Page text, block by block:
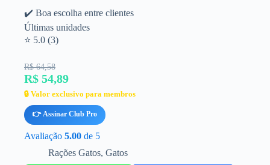
✔️ Boa escolha entre clientes
Últimas unidades
⭐ 5.0 (3)
R$ 64,58
R$ 54,89
🔒 Valor exclusivo para membros
👉 Assinar Club Pro
Avaliação 5.00 de 5
Rações Gatos, Gatos